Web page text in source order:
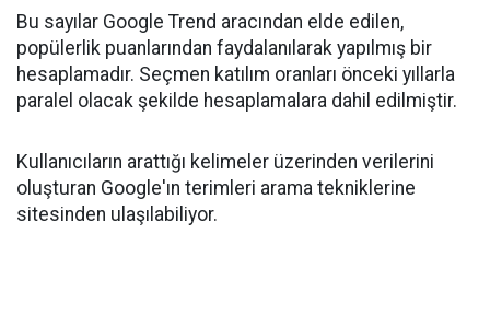
Bu sayılar Google Trend aracından elde edilen,
popülerlik puanlarından faydalanılarak yapılmış bir
hesaplamadır. Seçmen katılım oranları önceki yıllarla
paralel olacak şekilde hesaplamalara dahil edilmiştir.
Kullanıcıların arattığı kelimeler üzerinden verilerini
oluşturan Google'ın terimleri arama tekniklerine
sitesinden ulaşılabiliyor.